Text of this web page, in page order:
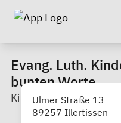
Evang. Luth.
bunten Worte
Kindergarten
Ulmer Straße 13
89257 Illertissen